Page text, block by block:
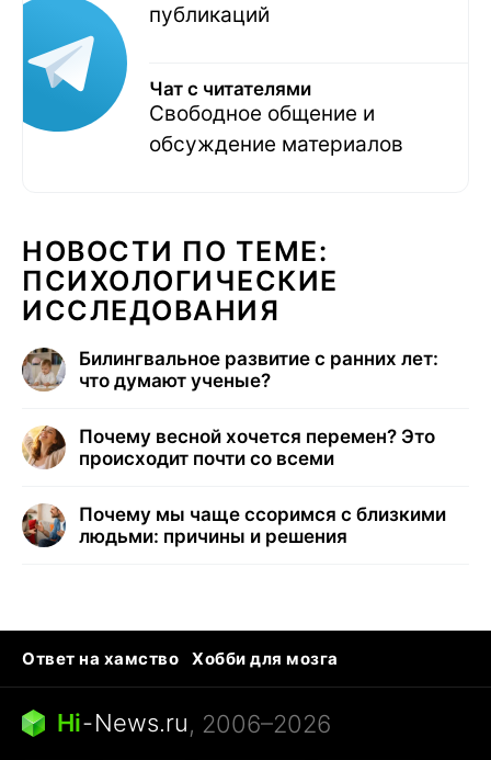
публикаций
Чат с читателями
Свободное общение и
обсуждение материалов
НОВОСТИ ПО ТЕМЕ:
ПСИХОЛОГИЧЕСКИЕ
ИССЛЕДОВАНИЯ
Билингвальное развитие с ранних лет:
что думают ученые?
Почему весной хочется перемен? Это
происходит почти со всеми
Почему мы чаще ссоримся с близкими
людьми: причины и решения
Ответ на хамство
Хобби для мозга
Бензин 100 и 95
Тунцы в океанариуме
Следующая пандемия
Hi-News.ru, 2006–2026